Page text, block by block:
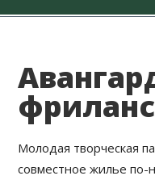
Молодая творческая
совместное жилье по-